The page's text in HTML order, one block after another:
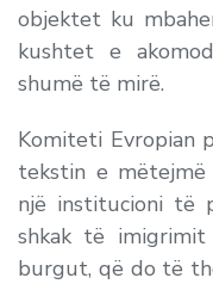
objektet ku
kushtet e
shumë të mirë.
Komiteti Evropian
tekstin e mëtejmë
një institucioni të
shkak të
burgut, që do të